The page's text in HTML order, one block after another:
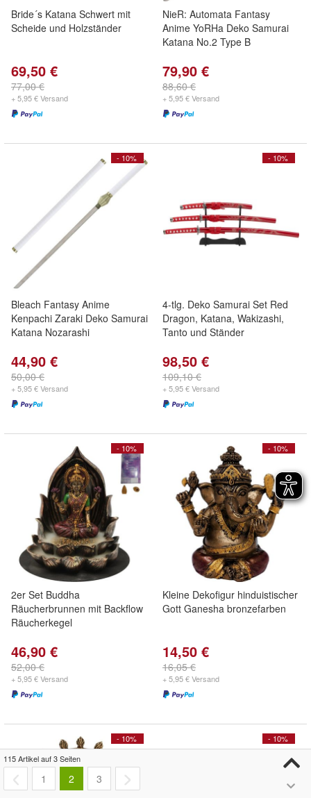
Bride´s Katana Schwert mit
Scheide und Holzständer
69,50 €
77,00 €
+ 5,95 € Versand
NieR: Automata Fantasy
Anime YoRHa Deko Samurai
Katana No.2 Type B
79,90 €
88,60 €
+ 5,95 € Versand
- 10%
Bleach Fantasy Anime
Kenpachi Zaraki Deko Samurai
Katana Nozarashi
44,90 €
50,00 €
+ 5,95 € Versand
- 10%
4-tlg. Deko Samurai Set Red
Dragon, Katana, Wakizashi,
Tanto und Ständer
98,50 €
109,10 €
+ 5,95 € Versand
- 10%
2er Set Buddha
Räucherbrunnen mit Backflow
Räucherkegel
46,90 €
52,00 €
+ 5,95 € Versand
- 10%
Kleine Dekofigur hinduistischer
Gott Ganesha bronzefarben
14,50 €
16,05 €
+ 5,95 € Versand
- 10%
- 10%
115 Artikel auf 3 Seiten
1 2 3